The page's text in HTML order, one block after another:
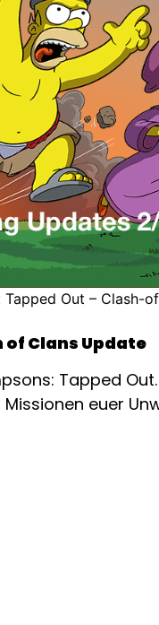
Tapped Out – Clash-
of Clans Update
Tapped
euer